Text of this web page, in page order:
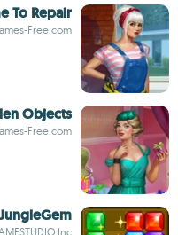
To Repair
Free.com
Objects
Free.com
JungleGem
Inc.